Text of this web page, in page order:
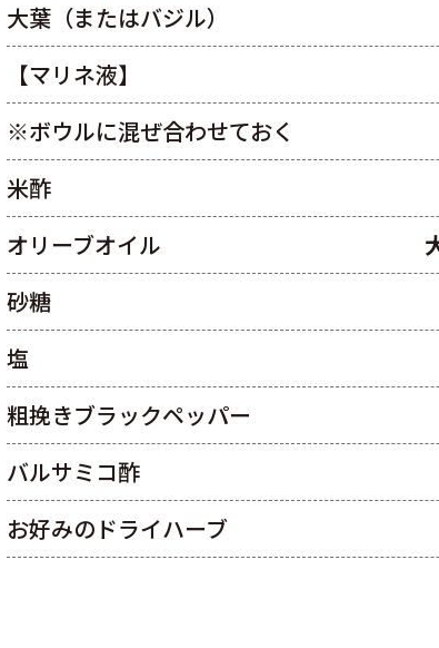
大葉（またはバジル）
【マリネ液】
※ボウルに混ぜ合わせておく
米酢
オリーブオイル
砂糖
塩
粗挽きブラックペッパー
バルサミコ酢
お好みのドライハーブ